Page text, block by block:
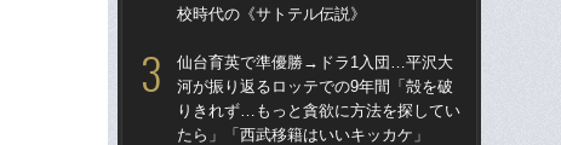
校時代の《サトテル伝説》
仙台育英で準優勝→ドラ1入団…平沢大
河が振り返るロッテでの9年間「殻を破
りきれず…もっと貪欲に方法を探してい
たら」「西武移籍はいいキッカケ」